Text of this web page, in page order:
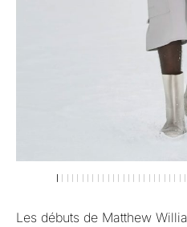
Les débuts de Matthew